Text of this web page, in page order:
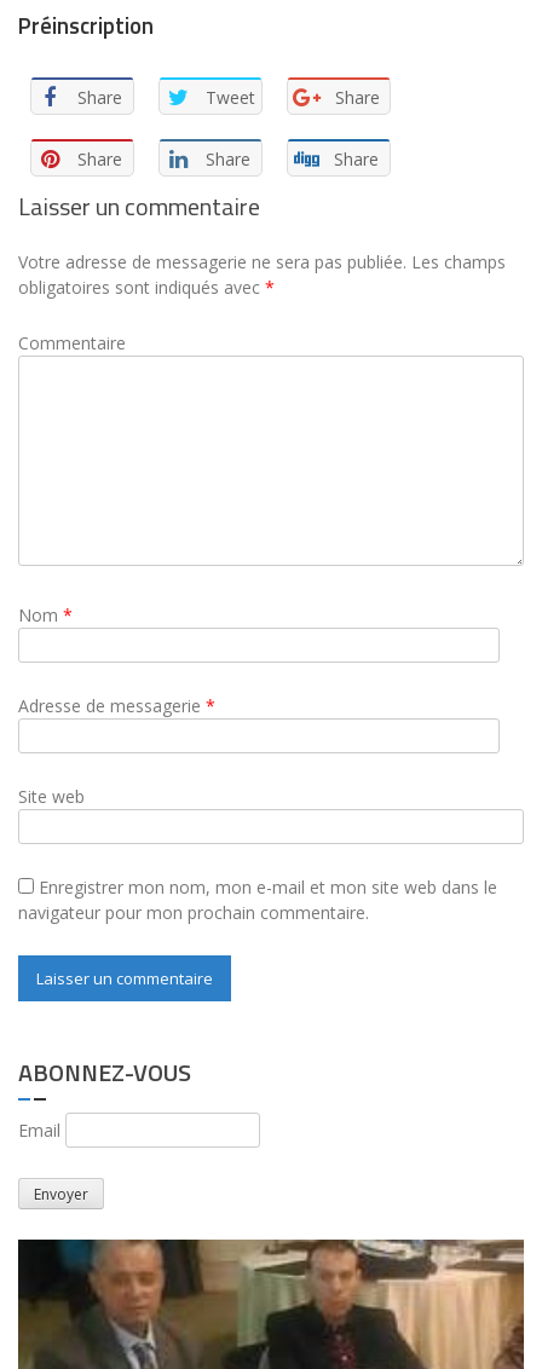
Préinscription
Share Tweet Share
Share Share Share
Laisser un commentaire
Votre adresse de messagerie ne sera pas publiée. Les champs
obligatoires sont indiqués avec *
Commentaire
Nom *
Adresse de messagerie *
Site web
Enregistrer mon nom, mon e-mail et mon site web dans le
navigateur pour mon prochain commentaire.
ABONNEZ-VOUS
Email